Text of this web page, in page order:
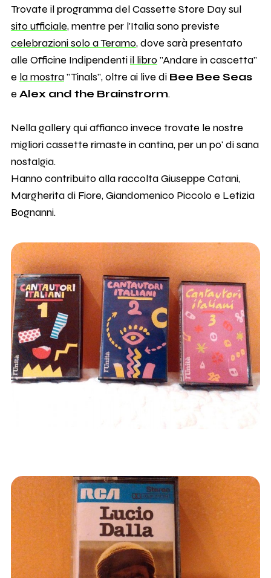
Trovate il programma del Cassette Store Day sul
sito ufficiale, mentre per l'Italia sono previste
celebrazioni solo a Teramo, dove sarà presentato
alle Officine Indipendentiil libro"Andare in cascetta"
e la mostra"Tinals", oltre ai live di Bee Bee Seas
e Alex and the Brainstrorm.
Nella gallery qui affianco invece trovate le nostre
migliori cassette rimaste in cantina, per un po' di sana
nostalgia.
Hanno contribuito alla raccolta Giuseppe Catani,
Margherita di Fiore, Giandomenico Piccolo e Letizia
Bognanni.